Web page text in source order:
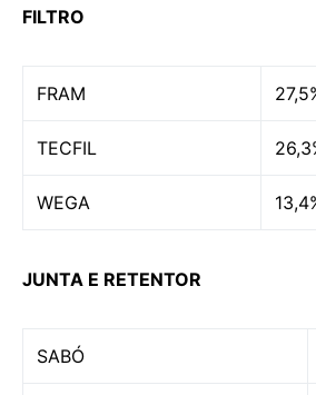
FILTRO
FRAM
TECFIL
WEGA
JUNTA E RETENTOR
SABÓ